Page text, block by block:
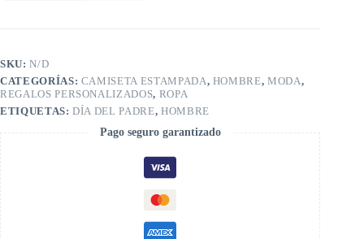
SKU:N/D
CATEGORÍAS: CAMISETA ESTAMPADA, HOMBRE,MODA,
REGALOS PERSONALIZADOS, ROPA
ETIQUETAS:DÍA DEL PADRE, HOMBRE
Pago seguro garantizado